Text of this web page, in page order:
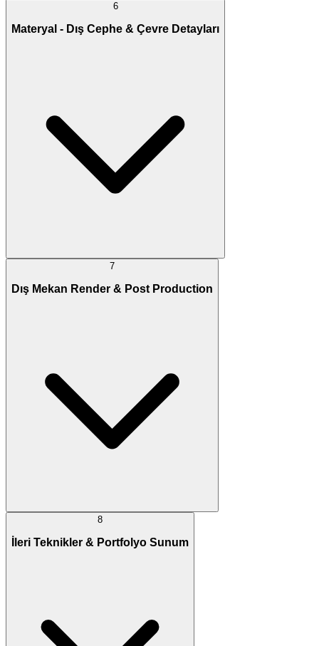
6
Materyal - Dış Cephe & Çevre Detayları
7
Dış Mekan Render & Post Production
8
İleri Teknikler & Portfolyo Sunum